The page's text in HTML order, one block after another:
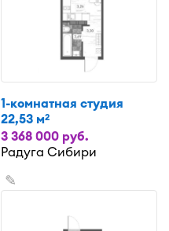
1-комнатная студия
22,53 м2
3 368 000 руб.
Радуга Сибири
✎